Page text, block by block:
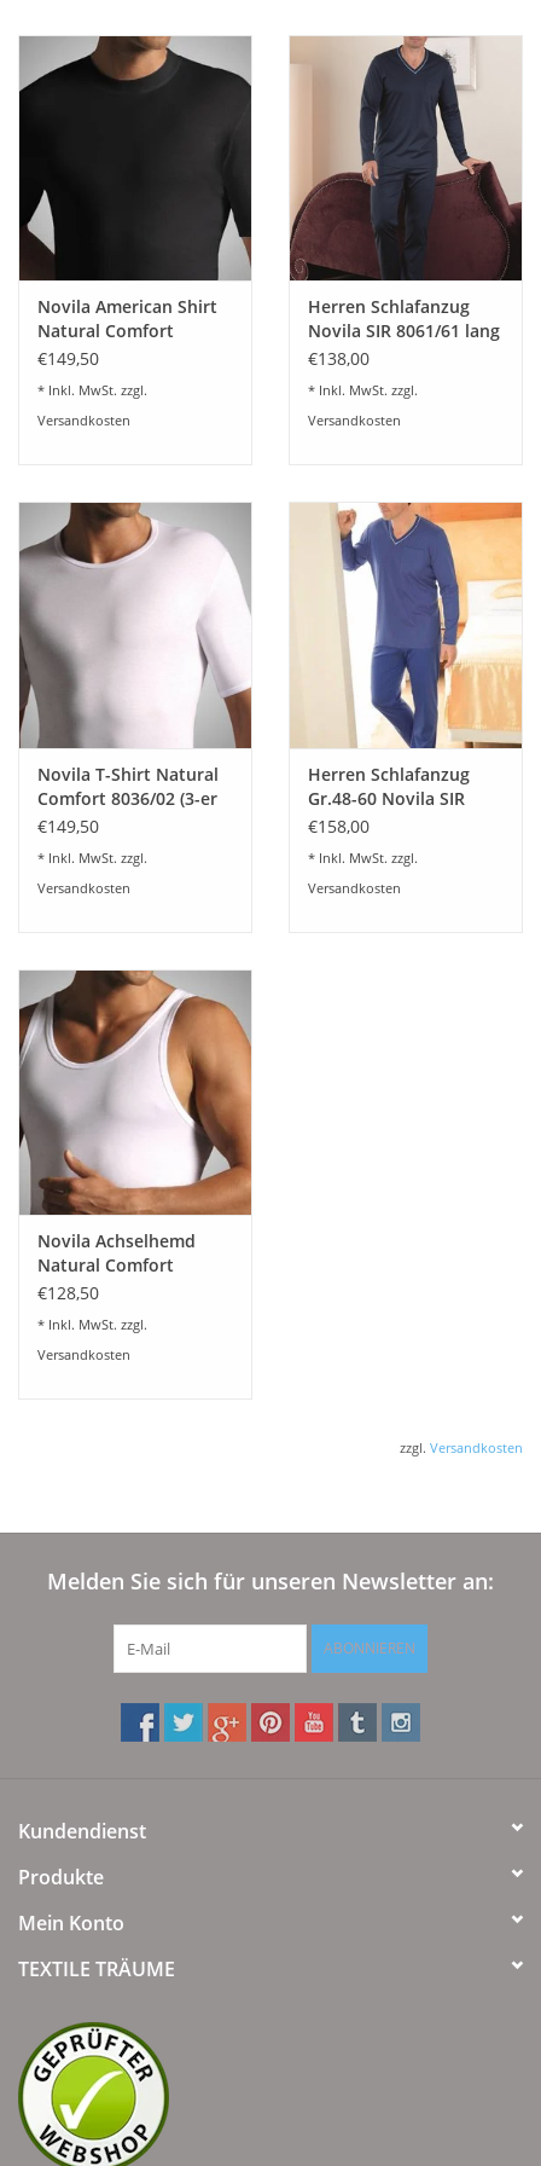
empfohlen
Novila American Shirt
Natural Comfort
8036/03 (3-er Set)
€149,50
* Inkl. MwSt. zzgl.
Versandkosten
Herren Schlafanzug
Novila SIR 8061/61 lang
1/1
€138,00
* Inkl. MwSt. zzgl.
Versandkosten
Novila T-Shirt Natural
Comfort 8036/02 (3-er
Set)
€149,50
* Inkl. MwSt. zzgl.
Versandkosten
Herren Schlafanzug
Gr.48-60 Novila SIR
8090/61.105
€158,00
* Inkl. MwSt. zzgl.
Versandkosten
Novila Achselhemd
Natural Comfort
8036/00 (3-er Set)
€128,50
* Inkl. MwSt. zzgl.
Versandkosten
zzgl. Versandkosten
Melden Sie sich für unseren Newsletter an:
ABONNIEREN
Kundendienst
Produkte
Mein Konto
TEXTILE TRÄUME